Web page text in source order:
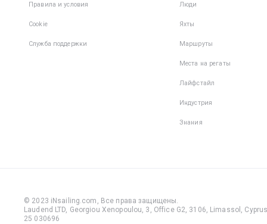
Правила и условия
Cookie
Служба поддержки
Люди
Яхты
Маршруты
Места на регаты
Лайфстайл
Индустрия
Знания
© 2023 iNsailing.com, Все права защищены.
Laudend LTD, Georgiou Xenopoulou, 3, Office G2, 3106, Limassol,
25 030696